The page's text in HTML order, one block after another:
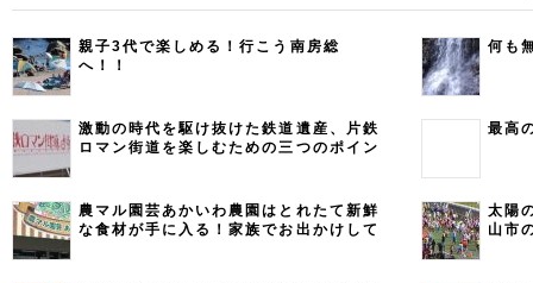
親子3代で楽しめる！行こう南房総
へ！！
何も
激動の時代を駆け抜けた鉄道遺産、片鉄
ロマン街道を楽しむための三つのポイン
最高
農マル園芸あかいわ農園はとれたて新鮮
な食材が手に入る！家族でお出かけして
太陽
山市